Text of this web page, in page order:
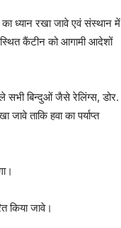
ध्यान रखा जावे एवं संस्थान में
स्थित कैंटीन को आगामी आदेशों
सभी बिन्दुओं जैसे रेलिंग्स, डोर.
ताकि हवा का पर्याप्त
किया जावे।